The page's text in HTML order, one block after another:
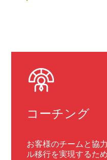
コーチング
お客様のチームと協
ル移行を実現するた